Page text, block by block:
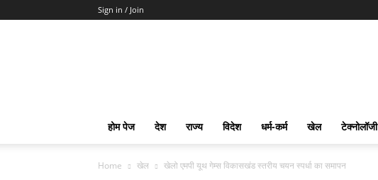
Sign in / Join
Toto
Slot
होम पेज देश राज्य विदेश धर्म-कर्म खेल टेक्नोलॉजी
Home खेल खेलो एमपी यूथ गेम्स विकासखंड स्तरीय चयन स्पर्धा का समापन